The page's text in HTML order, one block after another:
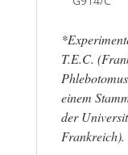
T.E.C.
einem
der
Frankreich).